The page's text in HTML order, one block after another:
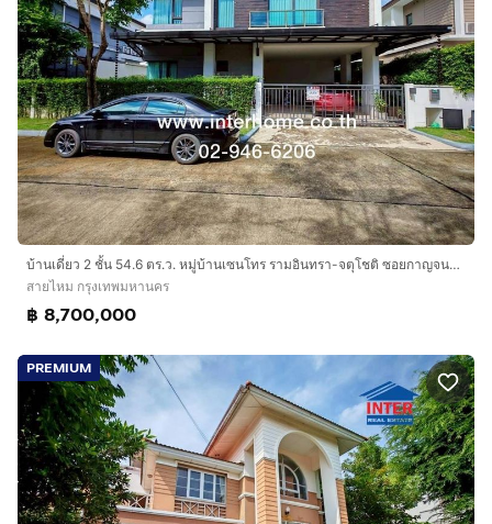
บ้านเดี่ยว 2 ชั้น 54.6 ตร.ว. หมู่บ้านเซนโทร รามอินทรา-จตุโชติ ซอยกาญจนาภิเษก4 ถนนรามอินทรา ถนนคู่ขนานกาญจนาภิเษก เขตสายไหม กรุงเทพมหานคร
สายไหม กรุงเทพมหานคร
฿ 8,700,000
PREMIUM